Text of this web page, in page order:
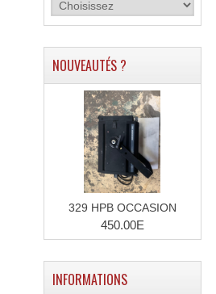
NOUVEAUTÉS ?
329 HPB OCCASION
450.00E
INFORMATIONS